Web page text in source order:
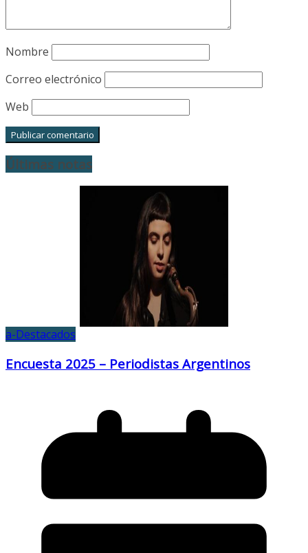
Nombre
Correo electrónico
Web
Últimas notas
a-Destacados
Encuesta 2025 – Periodistas Argentinos